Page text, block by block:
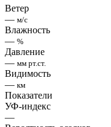
Ветер
— м/с
Влажность
— %
Давление
— мм рт.ст.
Видимость
— км
Показатели
УФ-индекс
—